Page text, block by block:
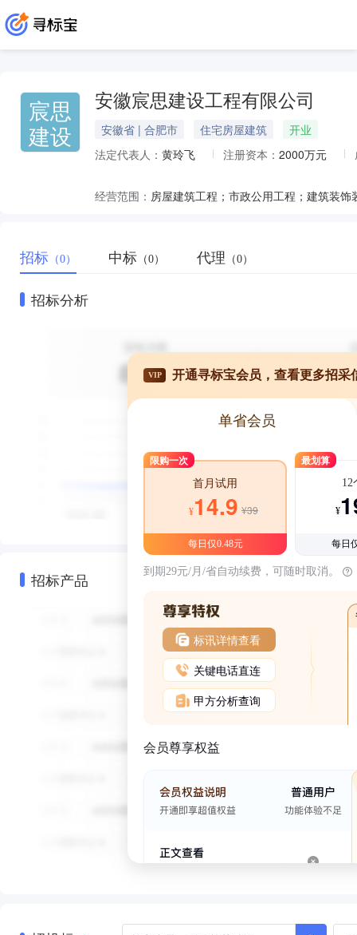
宸思
建设
安徽宸思建设工程有限公司
安徽省 | 合肥市 住宅房屋建筑
开业
法定代表人： 黄玲飞 注册资本： 2000万元
经营范围：
招标 （0） 中标 （0） 代理 （0）
招标分析
招标产品
VIP 开通寻标宝会员，查看更多招采
单省会员
限购一次
首月试用
¥14.9 ¥39
每日仅0.48元
最划算
12
¥
每日
到期29元/月/省自动续费，可随时取消。
标讯详情查看
关键电话直连
甲方分析查询
会员尊享权益